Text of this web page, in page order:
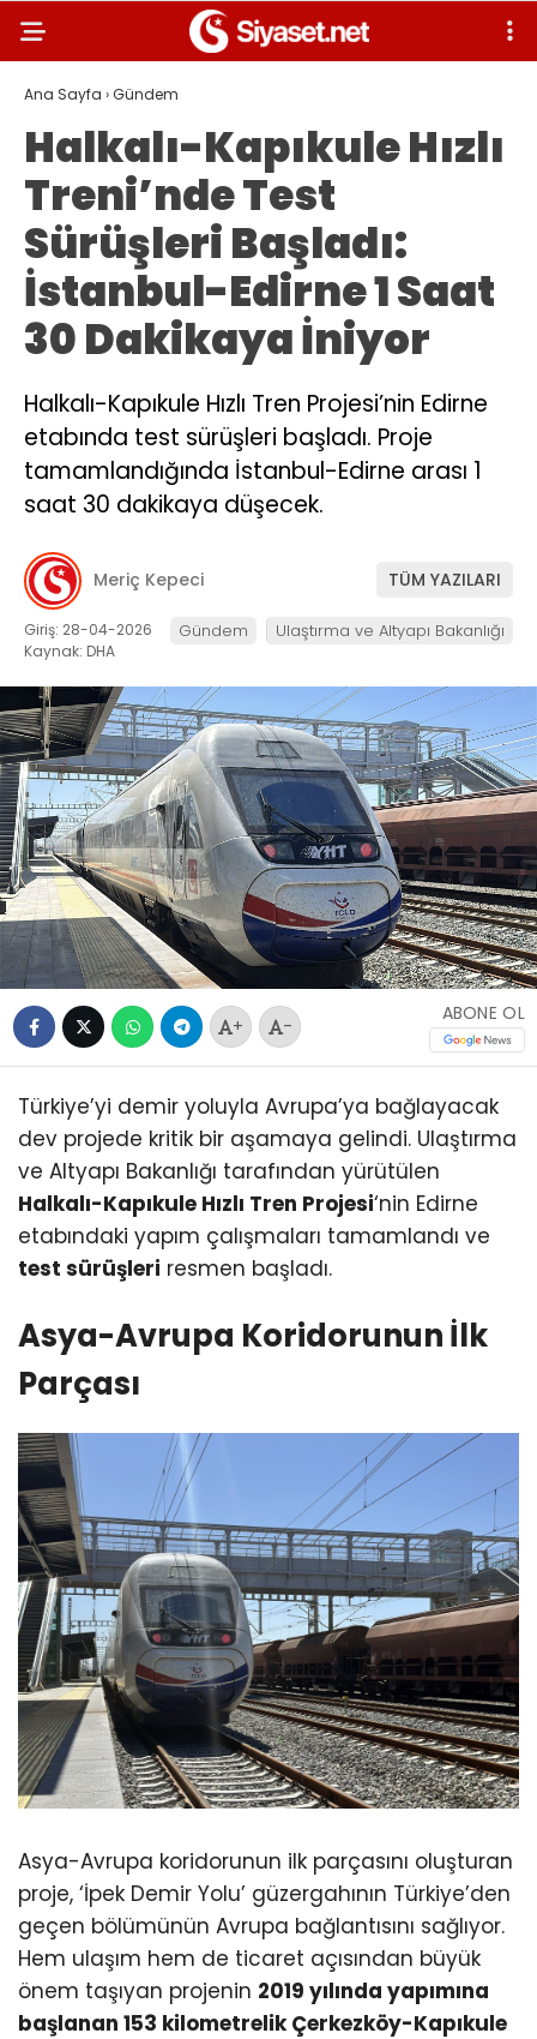
Ana Sayfa ›Gündem
Halkalı-Kapıkule Hızlı
Treni’nde Test
Sürüşleri Başladı:
İstanbul-Edirne 1 Saat
30 Dakikaya İniyor
Halkalı-Kapıkule Hızlı Tren Projesi’nin Edirne
etabında test sürüşleri başladı. Proje
tamamlandığında İstanbul-Edirne arası 1
saat 30 dakikaya düşecek.
Meriç Kepeci TÜM YAZILARI
Giriş: 28-04-2026
Kaynak: DHA
Gündem Ulaştırma ve Altyapı Bakanlığı
+ -
ABONE OL
Türkiye’yi demir yoluyla Avrupa’ya bağlayacak
dev projede kritik bir aşamaya gelindi. Ulaştırma
ve Altyapı Bakanlığı tarafından yürütülen
Halkalı-Kapıkule Hızlı Tren Projesi‘nin Edirne
etabındaki yapım çalışmaları tamamlandı ve
test sürüşleri resmen başladı.
Asya-Avrupa Koridorunun İlk
Parçası
Asya-Avrupa koridorunun ilk parçasını oluşturan
proje, ‘İpek Demir Yolu’ güzergahının Türkiye’den
geçen bölümünün Avrupa bağlantısını sağlıyor.
Hem ulaşım hem de ticaret açısından büyük
önem taşıyan projenin 2019 yılında yapımına
başlanan 153 kilometrelik Çerkezköy-Kapıkule